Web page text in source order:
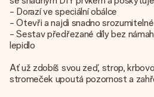
- Dorazí ve speciální obálce
- Otevři a najdi snadno
- Sestav předřezané díly bez
lepidlo
Ať už zdobíš svou zeď, strop,
stromeček upoutá pozornost a